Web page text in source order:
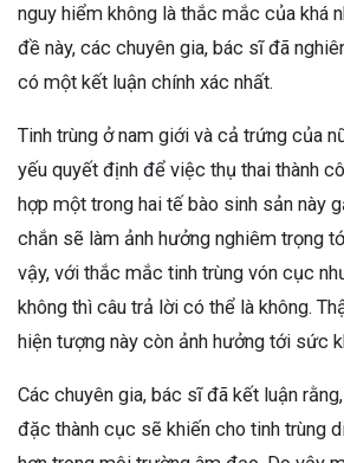
nguy hiểm không là thắc mắc của khá
đề này, các chuyên gia, bác sĩ đã
có một kết luận chính xác nhất.
Tinh trùng ở nam giới và cả trứng của
yếu quyết định để việc thụ thai thành
hợp một trong hai tế bào sinh sản này
chắn sẽ làm ảnh hưởng nghiêm trọng
vậy, với thắc mắc tinh trùng vón cục
không thì câu trả lời có thể là không.
hiện tượng này còn ảnh hưởng tới sức
Các chuyên gia, bác sĩ đã kết luận
đặc thành cục sẽ khiến cho tinh trùng